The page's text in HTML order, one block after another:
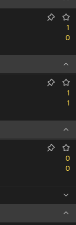
1
10
0
1
11
1
0
0
0
0